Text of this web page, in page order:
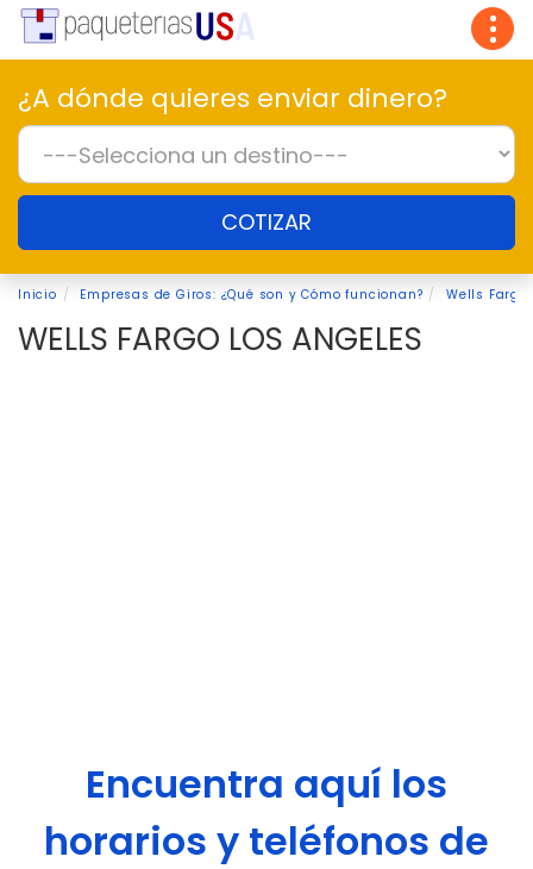
¿A dónde quieres enviar dinero?
COTIZAR
Inicio Empresas de Giros: ¿Qué son y Cómo funcionan? Wells Fargo
WELLS FARGO LOS ANGELES
Encuentra aquí los
horarios y teléfonos de